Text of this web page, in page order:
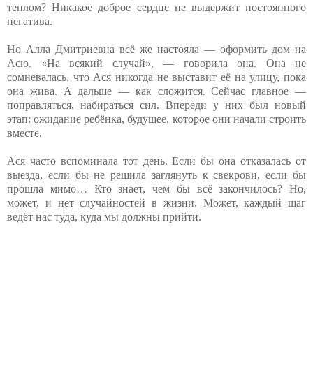
теплом? Никакое доброе сердце не выдержит постоянного
негатива.
Но Алла Дмитриевна всё же настояла — оформить дом на
Асю. «На всякий случай», — говорила она. Она не
сомневалась, что Ася никогда не выставит её на улицу, пока
она жива. А дальше — как сложится. Сейчас главное —
поправляться, набираться сил. Впереди у них был новый
этап: ожидание ребёнка, будущее, которое они начали строить
вместе.
Ася часто вспоминала тот день. Если бы она отказалась от
выезда, если бы не решила заглянуть к свекрови, если бы
прошла мимо… Кто знает, чем бы всё закончилось? Но,
может, и нет случайностей в жизни. Может, каждый шаг
ведёт нас туда, куда мы должны прийти.